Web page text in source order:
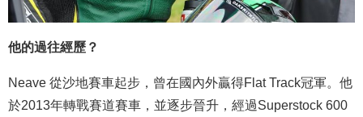
他的過往經歷？
Neave 從沙地賽車起步，曾在國內外贏得Flat Track冠軍。他
於2013年轉戰賽道賽車，並逐步晉升，經過Superstock 600